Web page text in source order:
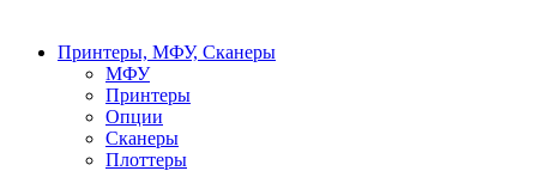
Принтеры, МФУ, Сканеры
МФУ
Принтеры
Опции
Сканеры
Плоттеры